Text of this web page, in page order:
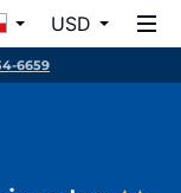
USD
6659